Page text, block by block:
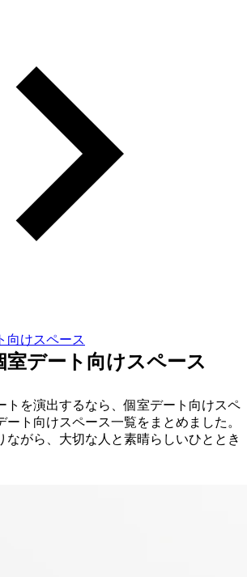
向けスペース
室デート向けスペース
トを演出するなら、個室デート向けスペ
ート向けスペース一覧をまとめました。
ながら、大切な人と素晴らしいひととき